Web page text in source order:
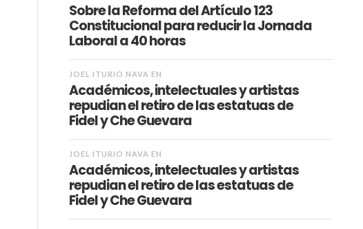
Sobre la Reforma del Artículo 123
Constitucional para reducir la Jornada
Laboral a 40 horas
JOEL ITURIO NAVA EN
Académicos, intelectuales y artistas
repudian el retiro de las estatuas de
Fidel y Che Guevara
JOEL ITURIO NAVA EN
Académicos, intelectuales y artistas
repudian el retiro de las estatuas de
Fidel y Che Guevara